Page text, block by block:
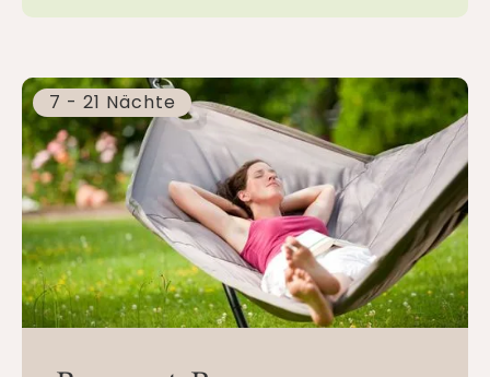
7 - 21 Nächte